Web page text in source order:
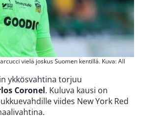
vielä joskus Suomen kentillä. Kuva: All
ykkösvahtina torjuu
Coronel. Kuluva kausi on
viides New York Red